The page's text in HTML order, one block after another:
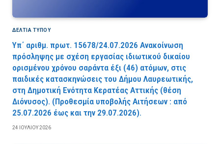
ΔΕΛΤΙΑ ΤΥΠΟΥ
Υπ΄ αριθμ. πρωτ. 15678/24.07.2026 Ανακοίνωση
πρόσληψης με σχέση εργασίας ιδιωτικού δικαίου
ορισμένου χρόνου σαράντα έξι (46) ατόμων, στις
παιδικές κατασκηνώσεις του Δήμου Λαυρεωτικής,
στη Δημοτική Ενότητα Κερατέας Αττικής (θέση
Διόνυσος). (Προθεσμία υποβολής Αιτήσεων : από
25.07.2026 έως και την 29.07.2026).
24 ΙΟΥΛΊΟΥ 2026